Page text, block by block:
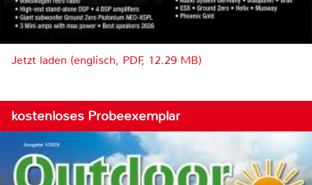
Jetzt laden (englisch, PDF, 12.29 MB)
kostenloses Probeexemplar